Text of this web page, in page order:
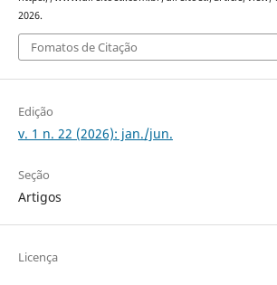
2026.
Fomatos de Citação
Edição
v. 1 n. 22 (2026): jan./jun.
Seção
Artigos
Licença